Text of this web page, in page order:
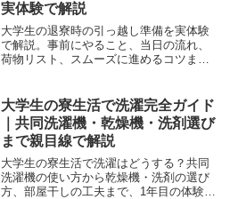
実体験で解説
大学生の退寮時の引っ越し準備を実体験
で解説。事前にやること、当日の流れ、
荷物リスト、スムーズに進めるコツまで
大学生の寮生活で洗濯完全ガイド
｜共同洗濯機・乾燥機・洗剤選び
まで親目線で解説
大学生の寮生活で洗濯はどうする？共同
洗濯機の使い方から乾燥機・洗剤の選び
方、部屋干しの工夫まで、1年目の体験を